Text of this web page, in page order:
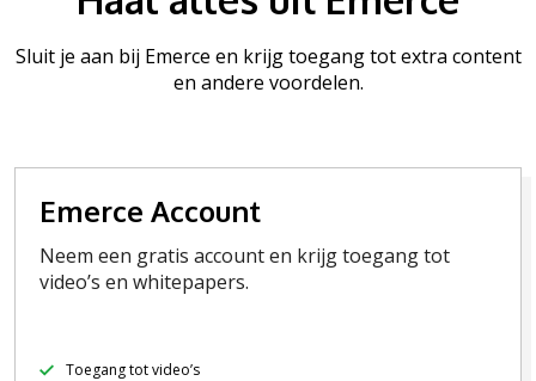
Sluit je aan bij Emerce en krijg toegang tot extra content
en andere voordelen.
Emerce Account
Neem een gratis account en krijg toegang tot
video’s en whitepapers.
Toegang tot video’s